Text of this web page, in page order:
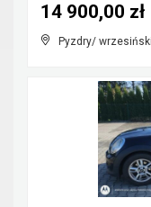
Pyzdry/
14 900,00 zł